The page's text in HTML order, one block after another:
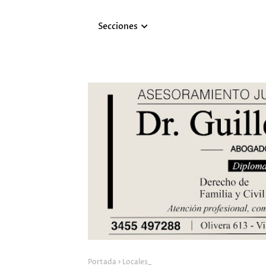
Secciones
Portada Locales_